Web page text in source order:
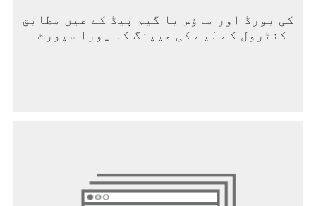
کی بورڈ اور ماؤس یا گیم پیڈ کے عین مطابق
کنٹرول کے لیے کی میپنگ کا پورا سپورٹ۔